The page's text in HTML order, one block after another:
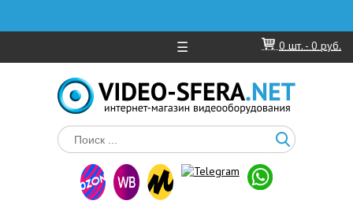
☰ 0 шт. - 0 руб.